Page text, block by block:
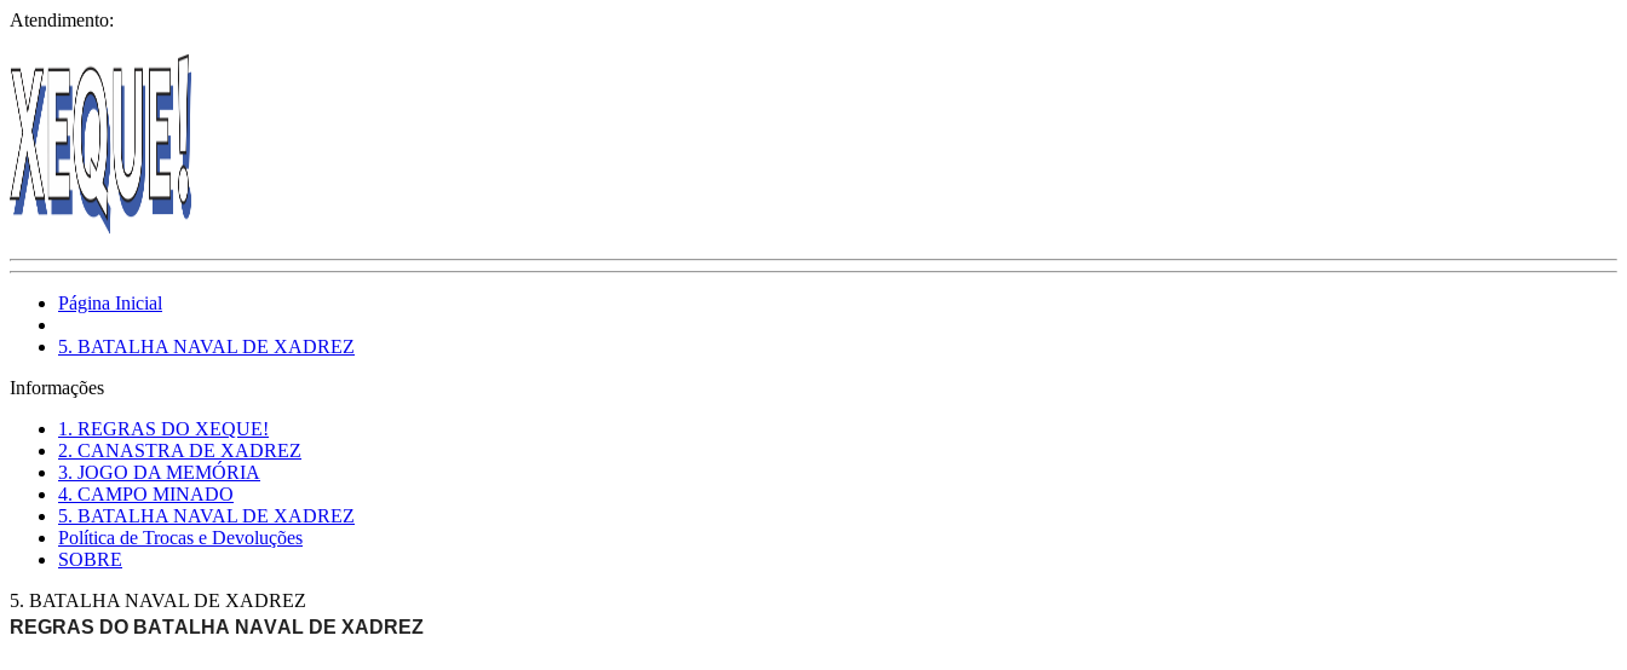
Atendimento:
Página Inicial
5. BATALHA NAVAL DE XADREZ
Informações
1. REGRAS DO XEQUE!
2. CANASTRA DE XADREZ
3. JOGO DA MEMÓRIA
4. CAMPO MINADO
5. BATALHA NAVAL DE XADREZ
Política de Trocas e Devoluções
SOBRE
5. BATALHA NAVAL DE XADREZ
REGRAS DO BATALHA NAVAL DE XADREZ